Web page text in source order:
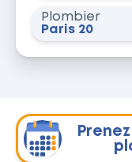
Plombier
Paris 20